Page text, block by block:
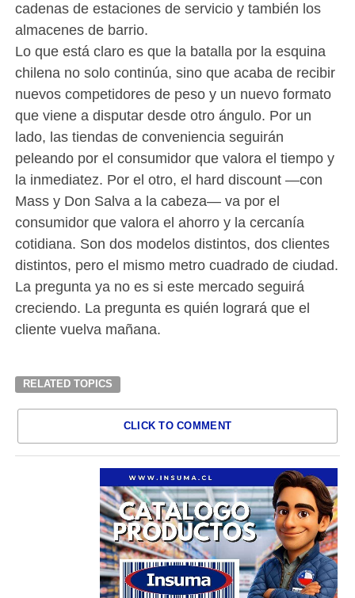
cadenas de estaciones de servicio y también los
almacenes de barrio.
Lo que está claro es que la batalla por la esquina
chilena no solo continúa, sino que acaba de recibir
nuevos competidores de peso y un nuevo formato
que viene a disputar desde otro ángulo. Por un
lado, las tiendas de conveniencia seguirán
peleando por el consumidor que valora el tiempo y
la inmediatez. Por el otro, el hard discount —con
Mass y Don Salva a la cabeza— va por el
consumidor que valora el ahorro y la cercanía
cotidiana. Son dos modelos distintos, dos clientes
distintos, pero el mismo metro cuadrado de ciudad.
La pregunta ya no es si este mercado seguirá
creciendo. La pregunta es quién logrará que el
cliente vuelva mañana.
RELATED TOPICS
CLICK TO COMMENT